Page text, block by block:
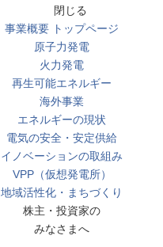
閉じる
事業概要 トップページ
原子力発電
火力発電
再生可能エネルギー
海外事業
エネルギーの現状
電気の安全・安定供給
イノベーションの取組み
VPP（仮想発電所）
地域活性化・まちづくり
株主・投資家の
みなさまへ